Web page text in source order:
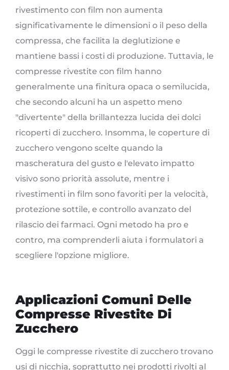
rivestimento con film non aumenta
significativamente le dimensioni o il peso della
compressa, che facilita la deglutizione e
mantiene bassi i costi di produzione. Tuttavia, le
compresse rivestite con film hanno
generalmente una finitura opaca o semilucida,
che secondo alcuni ha un aspetto meno
"divertente" della brillantezza lucida dei dolci
ricoperti di zucchero. Insomma, le coperture di
zucchero vengono scelte quando la
mascheratura del gusto e l'elevato impatto
visivo sono priorità assolute, mentre i
rivestimenti in film sono favoriti per la velocità,
protezione sottile, e controllo avanzato del
rilascio dei farmaci. Ogni metodo ha pro e
contro, ma comprenderli aiuta i formulatori a
scegliere l'opzione migliore.
Applicazioni Comuni Delle
Compresse Rivestite Di
Zucchero
Oggi le compresse rivestite di zucchero trovano
usi di nicchia, soprattutto nei prodotti rivolti al